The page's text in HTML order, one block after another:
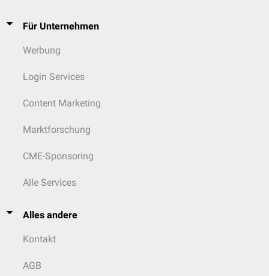
Für Unternehmen
Werbung
Login Services
Content Marketing
Marktforschung
CME-Sponsoring
Alle Services
Alles andere
Kontakt
AGB